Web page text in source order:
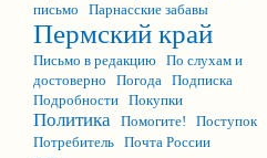
письмо
Парнасские забавы
Пермский край
Письмо в редакцию По слухам и
достоверно
Погода Подписка
Подробности Покупки
Политика Помогите!
Поступок
Потребитель Почта России